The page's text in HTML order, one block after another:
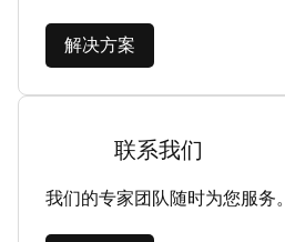
解决方案
联系我们
我们的专家团队随时为您服务。